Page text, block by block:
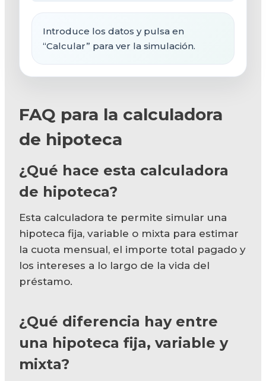
Introduce los datos y pulsa en
“Calcular” para ver la simulación.
FAQ para la calculadora
de hipoteca
¿Qué hace esta calculadora
de hipoteca?
Esta calculadora te permite simular una
hipoteca fija, variable o mixta para estimar
la cuota mensual, el importe total pagado y
los intereses a lo largo de la vida del
préstamo.
¿Qué diferencia hay entre
una hipoteca fija, variable y
mixta?